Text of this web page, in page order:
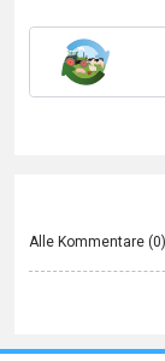
Alle Kommentare (0)